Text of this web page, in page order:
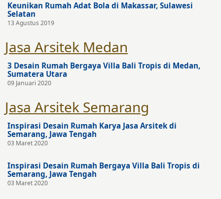
Keunikan Rumah Adat Bola di Makassar, Sulawesi
Selatan
13 Agustus 2019
Jasa Arsitek Medan
3 Desain Rumah Bergaya Villa Bali Tropis di Medan,
Sumatera Utara
09 Januari 2020
Jasa Arsitek Semarang
Inspirasi Desain Rumah Karya Jasa Arsitek di
Semarang, Jawa Tengah
03 Maret 2020
Inspirasi Desain Rumah Bergaya Villa Bali Tropis di
Semarang, Jawa Tengah
03 Maret 2020